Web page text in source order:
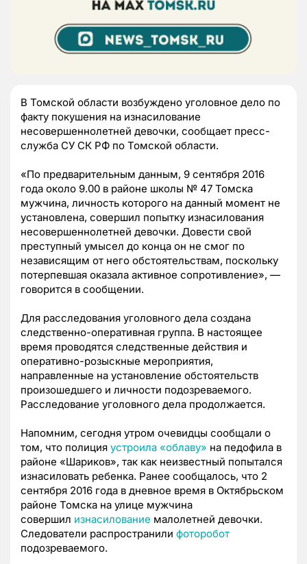
В Томской области возбуждено уголовное дело по
факту покушения на изнасилование
несовершеннолетней девочки, сообщает пресс-
служба СУ СК РФ по Томской области.
«По предварительным данным, 9 сентября 2016
года около 9.00 в районе школы № 47 Томска
мужчина, личность которого на данный момент не
установлена, совершил попытку изнасилования
несовершеннолетней девочки. Довести свой
преступный умысел до конца он не смог по
независящим от него обстоятельствам, поскольку
потерпевшая оказала активное сопротивление», —
говорится в сообщении.
Для расследования уголовного дела создана
следственно-оперативная группа. В настоящее
время проводятся следственные действия и
оперативно-розыскные мероприятия,
направленные на установление обстоятельств
произошедшего и личности подозреваемого.
Расследование уголовного дела продолжается.
Напомним, сегодня утром очевидцы сообщали о
том, что полиция устроила «облаву» на педофила в
районе «Шариков», так как неизвестный попытался
изнасиловать ребенка. Ранее сообщалось, что 2
сентября 2016 года в дневное время в Октябрьском
районе Томска на улице мужчина
совершил изнасилование малолетней девочки.
Следователи распространили фоторобот
подозреваемого.